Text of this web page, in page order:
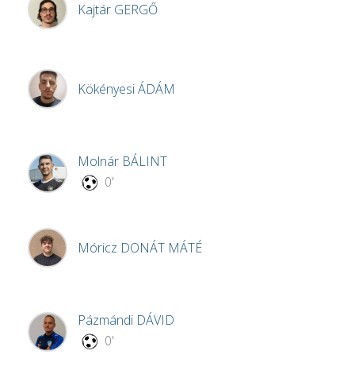
Kajtár GERGŐ
KökényesiÁDÁM
Molnár BÁLINT
0'
Móricz DONÁT MÁTÉ
Pázmándi DÁVID
0'